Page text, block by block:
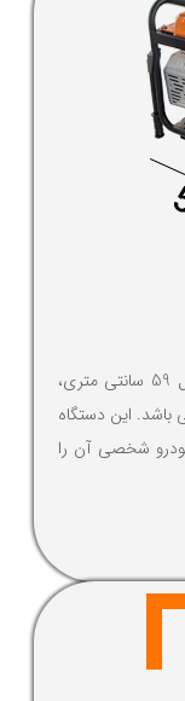
موتور برق هندلی هواسدان H3500-G دارای طول 59 سانتی متری،
سانتی متری می باشد. این دستگاه
خودرو شخصی آن را